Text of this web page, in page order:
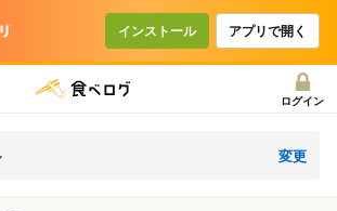
インストール アプリで開く
ログイン
変更